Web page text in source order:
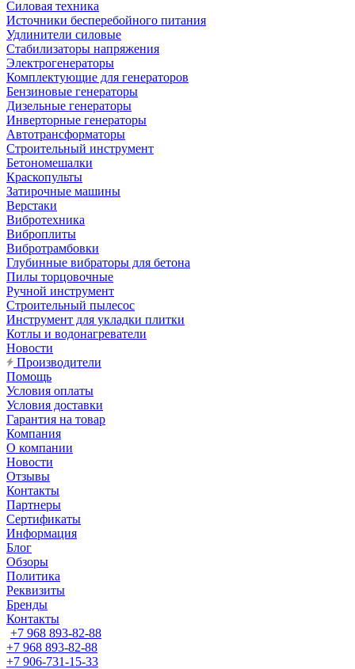
Силовая техника
Источники бесперебойного питания
Удлинители силовые
Стабилизаторы напряжения
Электрогенераторы
Комплектующие для генераторов
Бензиновые генераторы
Дизельные генераторы
Инверторные генераторы
Автотрансформаторы
Строительный инструмент
Бетономешалки
Краскопульты
Затирочные машины
Верстаки
Вибротехника
Виброплиты
Вибротрамбовки
Глубинные вибраторы для бетона
Пилы торцовочные
Ручной инструмент
Строительный пылесос
Инструмент для укладки плитки
Котлы и водонагреватели
Новости
Производители
Помощь
Условия оплаты
Условия доставки
Гарантия на товар
Компания
О компании
Новости
Отзывы
Контакты
Партнеры
Сертификаты
Информация
Блог
Обзоры
Политика
Реквизиты
Бренды
Контакты
+7 968 893-82-88
+7 968 893-82-88
+7 906-731-15-33